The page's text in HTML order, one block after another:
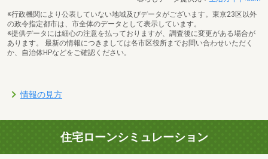
※行政機関により公表していない地域及びデータがございます。東京23区以外
の政令指定都市は、市全体のデータとして表示しています。
※提供データには細心の注意を払っておりますが、調査後に変更がある場合が
あります。 最新の情報につきましては各市区役所までお問い合わせいただく
か、自治体HPなどをご確認ください。
情報の見方
住宅ローンシミュレーション